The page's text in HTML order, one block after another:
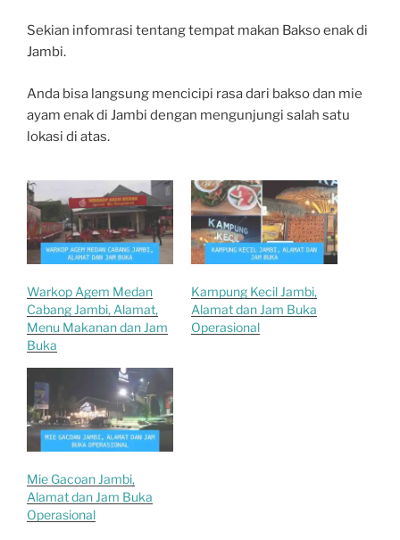
Sekian infomrasi tentang tempat makan Bakso enak di
Jambi.
Anda bisa langsung mencicipi rasa dari bakso dan mie
ayam enak di Jambi dengan mengunjungi salah satu
lokasi di atas.
Warkop Agem Medan
Cabang Jambi, Alamat,
Menu Makanan dan Jam
Buka
Kampung Kecil Jambi,
Alamat dan Jam Buka
Operasional
Mie Gacoan Jambi,
Alamat dan Jam Buka
Operasional